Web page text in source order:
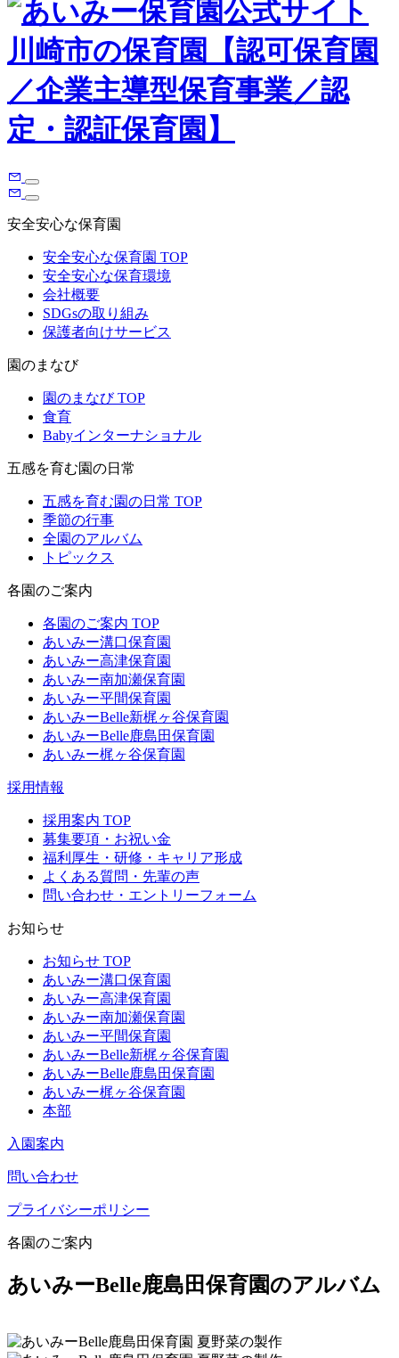
安全安心な保育園
安全安心な保育園 TOP
安全安心な保育環境
会社概要
SDGsの取り組み
保護者向けサービス
園のまなび
園のまなび TOP
食育
Babyインターナショナル
五感を育む園の日常
五感を育む園の日常 TOP
季節の行事
全園のアルバム
トピックス
各園のご案内
各園のご案内 TOP
あいみー溝口保育園
あいみー高津保育園
あいみー南加瀬保育園
あいみー平間保育園
あいみーBelle新梶ヶ谷保育園
あいみーBelle鹿島田保育園
あいみー梶ヶ谷保育園
採用情報
採用案内 TOP
募集要項・お祝い金
福利厚生・研修・キャリア形成
よくある質問・先輩の声
問い合わせ・エントリーフォーム
お知らせ
お知らせ TOP
あいみー溝口保育園
あいみー高津保育園
あいみー南加瀬保育園
あいみー平間保育園
あいみーBelle新梶ヶ谷保育園
あいみーBelle鹿島田保育園
あいみー梶ヶ谷保育園
本部
入園案内
問い合わせ
プライバシーポリシー
各園のご案内
あいみーBelle鹿島田保育園のアルバム